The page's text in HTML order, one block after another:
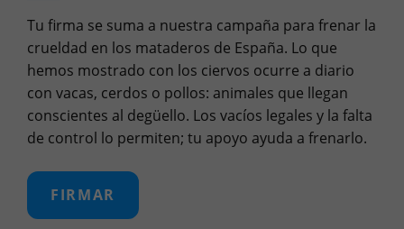
Tu firma se suma a nuestra campaña para frenar la
crueldad en los mataderos de España. Lo que
hemos mostrado con los ciervos ocurre a diario
con vacas, cerdos o pollos: animales que llegan
conscientes al degüello. Los vacíos legales y la falta
de control lo permiten; tu apoyo ayuda a frenarlo.
FIRMAR